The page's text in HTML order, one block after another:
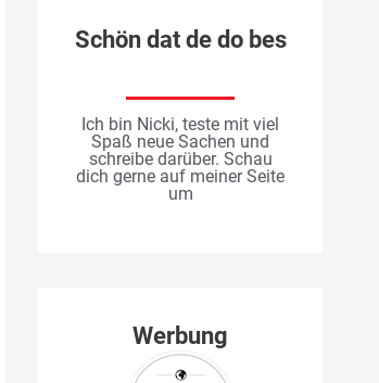
Schön dat de do bes
Ich bin Nicki, teste mit viel
Spaß neue Sachen und
schreibe darüber. Schau
dich gerne auf meiner Seite
um
Werbung